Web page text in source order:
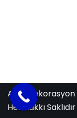
Aras Dekorasyon
Her Hakkı Saklıdır